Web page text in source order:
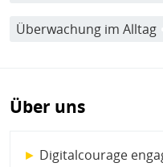
Überwachung im Alltag
Über uns
► Digitalcourage